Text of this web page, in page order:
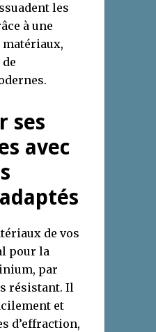
les
à une
ses
avec
de vos
pour la
par
résistant. Il
et
d’effraction,